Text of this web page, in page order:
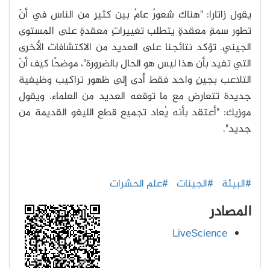
يقول زاتارا: "هناك شعورٌ عامٌ بين كثيرٍ من الناس في أنّ
تطور سمةٍ معقدةٍ يتطلب تغييراتٍ معقدةٍ على المستوى
الجيني. تؤكد نتائجنا على العديد من الاكتشافات الأخرى
التي تفيد بأن هذا ليس هو الحال بالضرورة"، موضحًا كيف أنّ
التلاعب بجينٍ واحد فقط أدى إلى ظهور تراكيب وظيفية
جديدة تتعارض مع ما توقعه العديد من العلماء. ويقول
موزيك: "أعتقد بأنه يُعاد تجميع قطع الليغو القديمة من
جديد".
#البيئة #الجينات #علم الحشرات
المصادر
LiveScience